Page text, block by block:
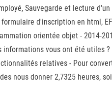
Sauvegarde et lecture
d'inscription en html,
orientée objet -
vous ont été utiles
relatives - Pour
nous donner 2,7325 heures,